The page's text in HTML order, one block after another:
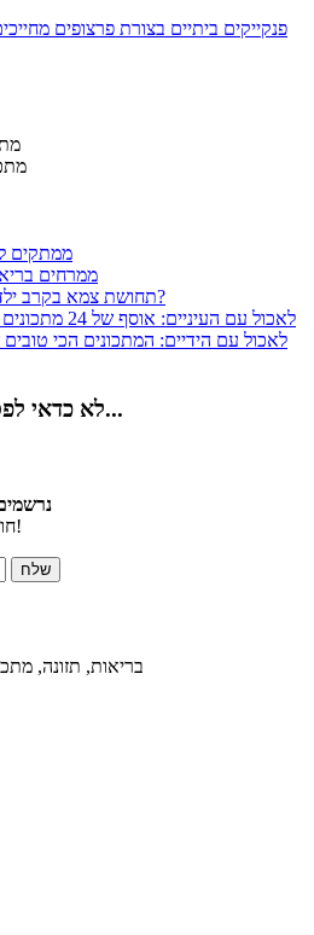
פנקייקים ביתיים בצורת פרצופים
ממתקים
ממרחים
תחושת צמא בקרב ילדים: המדד לחוסר נוזלים?
לאכול עם העיניים: אוסף של 24 מתכונים בהגשה מעוררת תיאבון
לאכול עם הידיים: המתכונים הכי
לא כדאי לפספס...
חוברת מתכונים מהירים לדיאטה!
בריאות, תזונה,